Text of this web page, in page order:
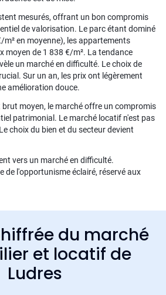
mesurés, offrant un bon compromis
de valorisation. Le parc étant dominé
m² en moyenne), les appartements
moyen de 1 838 €/m². La tendance
un marché en difficulté. Le choix de
Sur un an, les prix ont légèrement
amélioration douce.
brut moyen, le marché offre un compromis
patrimonial. Le marché locatif n'est pas
choix du bien et du secteur devient
vers un marché en difficulté.
de l'opportunisme éclairé, réservé aux
du marché
et locatif de
Ludres